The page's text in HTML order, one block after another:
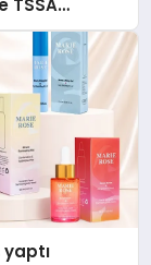
TSSA